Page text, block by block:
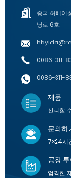
중국 허베이
닝로 6호.
0086-311-
0086-311-
제품
신뢰할
문의하
7×24시
공장 투
엄격한